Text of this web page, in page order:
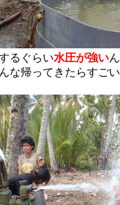
るぐらい水圧が強い
な帰ってきたらすご